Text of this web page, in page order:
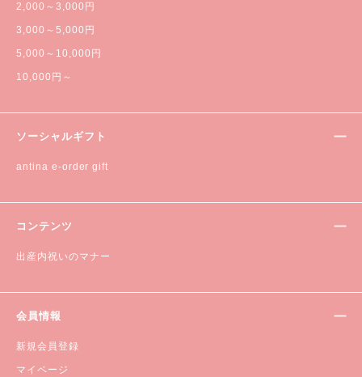
2,000～3,000円
3,000～5,000円
5,000～10,000円
10,000円～
ソーシャルギフト
antina e-order gift
コンテンツ
出産内祝いのマナー
会員情報
新規会員登録
マイページ